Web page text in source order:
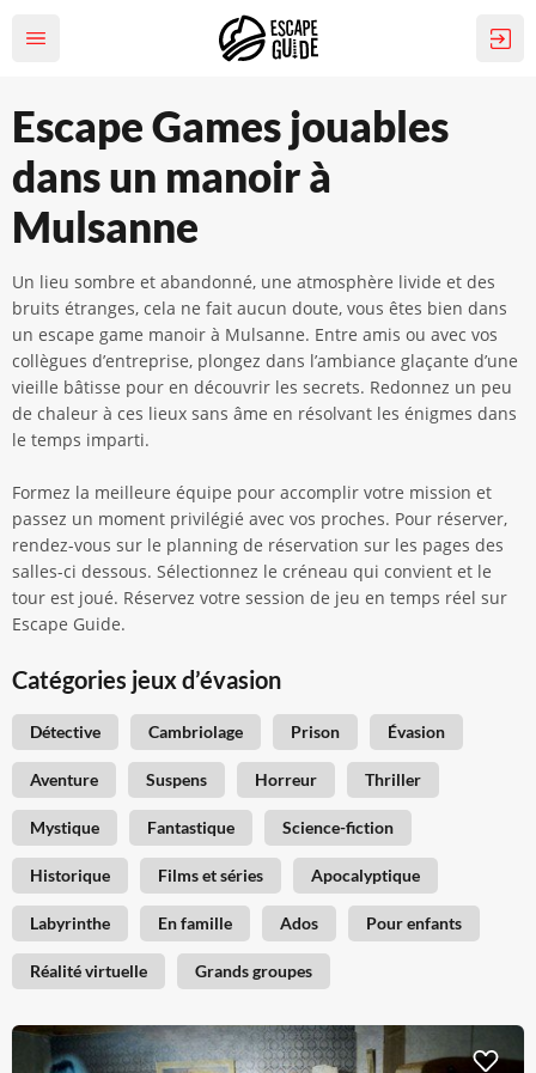
Escape Games jouables
dans un manoir à
Mulsanne
Un lieu sombre et abandonné, une atmosphère livide et des
bruits étranges, cela ne fait aucun doute, vous êtes bien dans
un escape game manoir à Mulsanne. Entre amis ou avec vos
collègues d’entreprise, plongez dans l’ambiance glaçante d’une
vieille bâtisse pour en découvrir les secrets. Redonnez un peu
de chaleur à ces lieux sans âme en résolvant les énigmes dans
le temps imparti.
Formez la meilleure équipe pour accomplir votre mission et
passez un moment privilégié avec vos proches. Pour réserver,
rendez-vous sur le planning de réservation sur les pages des
salles-ci dessous. Sélectionnez le créneau qui convient et le
tour est joué. Réservez votre session de jeu en temps réel sur
Escape Guide.
Catégories jeux d’évasion
Détective Cambriolage Prison Évasion
Aventure Suspens Horreur Thriller
Mystique Fantastique Science-fiction
Historique Films et séries Apocalyptique
Labyrinthe En famille Ados Pour enfants
Réalité virtuelle Grands groupes